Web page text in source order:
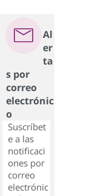
Al
er
ta
s por
correo
electrónic
o
Suscríbet
e a las
notificaci
ones por
correo
electrónic